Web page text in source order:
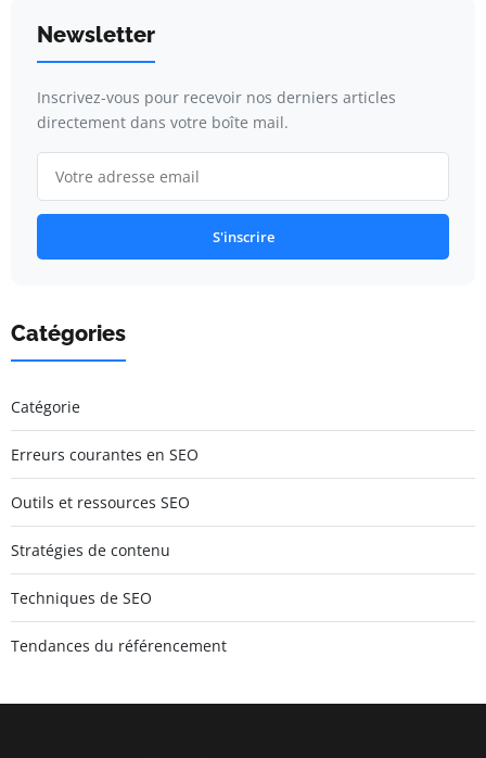
Newsletter
Inscrivez-vous pour recevoir nos derniers articles
directement dans votre boîte mail.
S'inscrire
Catégories
Catégorie
Erreurs courantes en SEO
Outils et ressources SEO
Stratégies de contenu
Techniques de SEO
Tendances du référencement